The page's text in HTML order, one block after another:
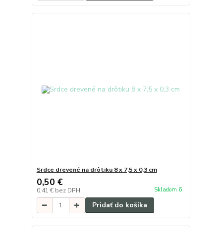
Srdce drevené na drôtiku 8 x 7,5 x 0,3 cm
0,50 €
0,41 € bez DPH Skladom 6
Pridať do košíka